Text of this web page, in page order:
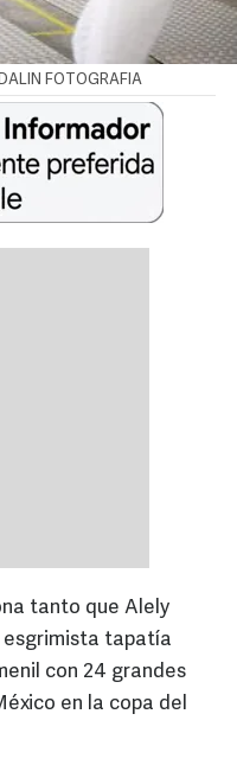
FOTOGRAFIA
tanto que Alely
esgrimista tapatía
con 24 grandes
en la copa del